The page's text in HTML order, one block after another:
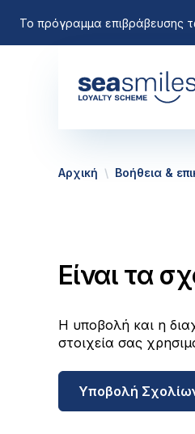
Το πρόγραμμα επιβράβευσης
Αρχική Βοήθεια &
Είναι τα
Η υποβολή και η
στοιχεία σας
Υποβολή